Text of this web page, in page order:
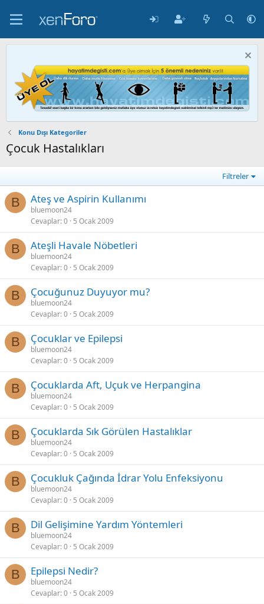
Konu Dışı Kategoriler
Çocuk Hastalıkları
Filtreler
B Ateş ve Aspirin Kullanımı
bluemoon24
Cevaplar 0 5 Ocak 2009
B Ateşli Havale Nöbetleri
bluemoon24
Cevaplar 0 5 Ocak 2009
B Çocuğunuz Duyuyor mu?
bluemoon24
Cevaplar 0 5 Ocak 2009
B Çocuklar ve Epilepsi
bluemoon24
Cevaplar 0 5 Ocak 2009
B Çocuklarda Aft, Uçuk ve Herpangina
bluemoon24
Cevaplar 0 5 Ocak 2009
B Çocuklarda Sık Görülen Hastalıklar
bluemoon24
Cevaplar 0 5 Ocak 2009
B Çocukluk Çağında İdrar Yolu Enfeksiyonu
bluemoon24
Cevaplar 0 5 Ocak 2009
B Dil Gelişimine Yardım Yöntemleri
bluemoon24
Cevaplar 0 5 Ocak 2009
B Epilepsi Nedir?
bluemoon24
Cevaplar 0 5 Ocak 2009